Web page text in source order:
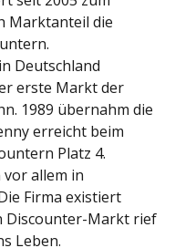
Marktanteil die
Deutschland
erste Markt der
1989 übernahm die
erreicht beim
Platz 4.
vor allem in
Firma existiert
Discounter-Markt rief
Leben.